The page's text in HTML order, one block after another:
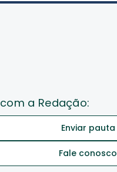
a Redação:
Enviar pauta
Fale conosco